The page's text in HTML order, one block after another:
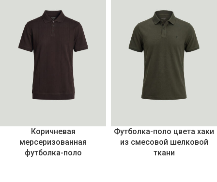
Коричневая
мерсеризованная
футболка-поло
Футболка-поло цвета хаки
из смесовой шелковой
ткани